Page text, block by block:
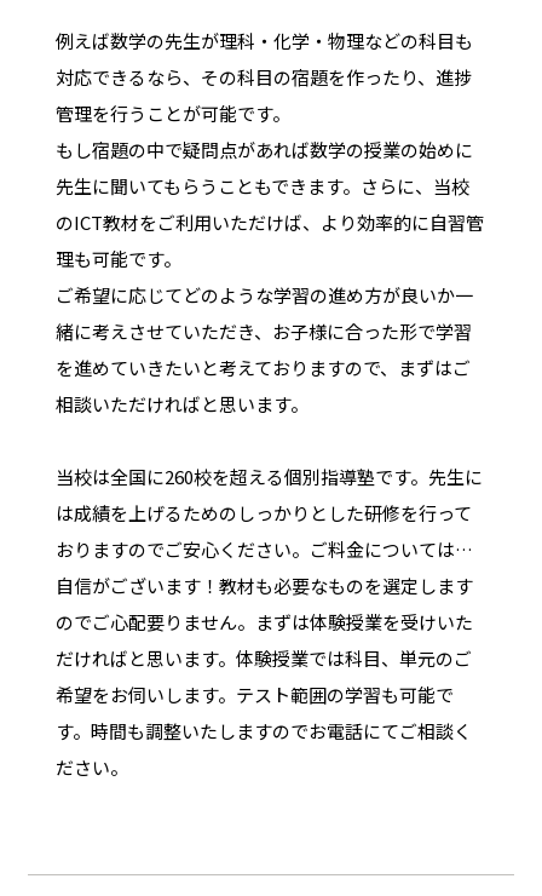
例えば数学の先生が理科・化学・物理などの科目も
対応できるなら、その科目の宿題を作ったり、進捗
管理を行うことが可能です。
もし宿題の中で疑問点があれば数学の授業の始めに
先生に聞いてもらうこともできます。さらに、当校
のICT教材をご利用いただけば、より効率的に自習管
理も可能です。
ご希望に応じてどのような学習の進め方が良いか一
緒に考えさせていただき、お子様に合った形で学習
を進めていきたいと考えておりますので、まずはご
相談いただければと思います。
当校は全国に260校を超える個別指導塾です。先生に
は成績を上げるためのしっかりとした研修を行って
おりますのでご安心ください。ご料金については…
自信がございます！教材も必要なものを選定します
のでご心配要りません。まずは体験授業を受けいた
だければと思います。体験授業では科目、単元のご
希望をお伺いします。テスト範囲の学習も可能で
す。時間も調整いたしますのでお電話にてご相談く
ださい。